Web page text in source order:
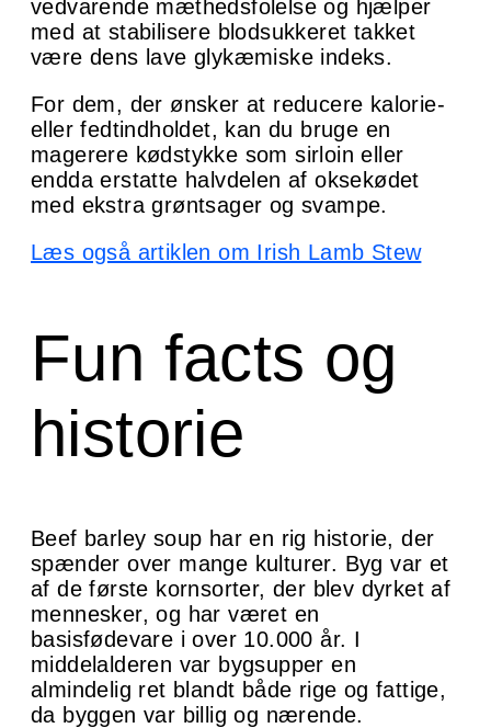
vedvarende mæthedsfolelse og hjælper
med at stabilisere blodsukkeret takket
være dens lave glykæmiske indeks.
For dem, der ønsker at reducere kalorie-
eller fedtindholdet, kan du bruge en
magerere kødstykke som sirloin eller
endda erstatte halvdelen af oksekødet
med ekstra grøntsager og svampe.
Læs også artiklen om Irish Lamb Stew
Fun facts og
historie
Beef barley soup har en rig historie, der
spænder over mange kulturer. Byg var et
af de første kornsorter, der blev dyrket af
mennesker, og har været en
basisfødevare i over 10.000 år. I
middelalderen var bygsupper en
almindelig ret blandt både rige og fattige,
da byggen var billig og nærende.